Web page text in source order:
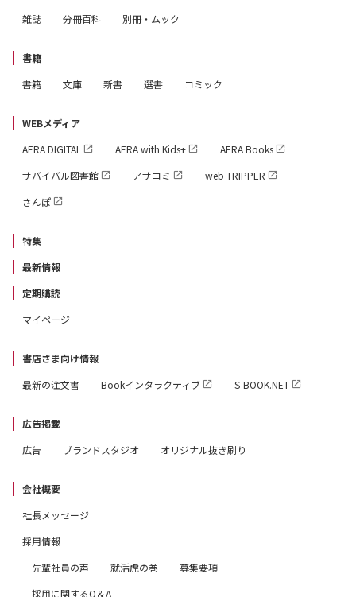
雑誌
分冊百科 別冊・ムック
書籍
書籍
文庫 新書 選書 コミック
WEBメディア
AERA DIGITAL
AERA with Kids+
AERA Books
サバイバル図書館
アサコミ
web TRIPPER
さんぽ
特集
最新情報
定期購読
マイページ
書店さま向け情報
最新の注文書
Bookインタラクティブ S-BOOK.NET
広告掲載
広告
ブランドスタジオ オリジナル抜き刷り
会社概要
社長メッセージ
採用情報
先輩社員の声
就活虎の巻
募集要項
採用に関するQ＆A